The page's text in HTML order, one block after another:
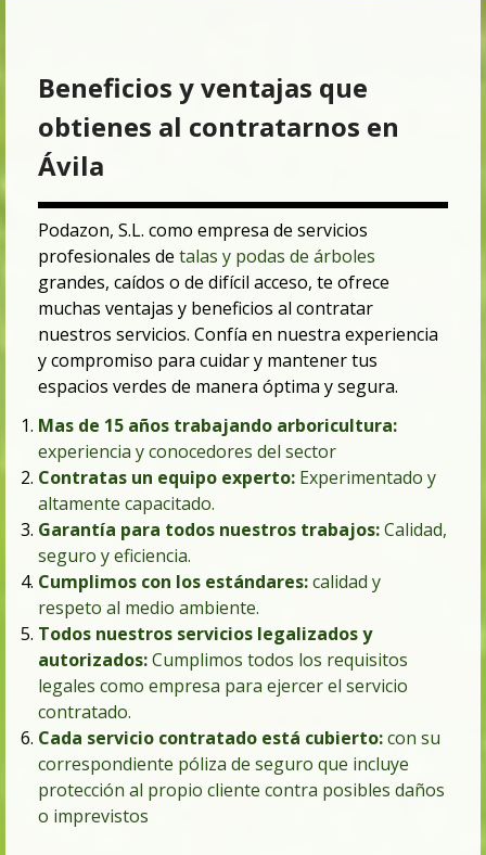
Beneficios y ventajas que
obtienes al contratarnos en
Ávila
Podazon, S.L. como empresa de servicios
profesionales de talas y podas de árboles
grandes, caídos o de difícil acceso, te ofrece
muchas ventajas y beneficios al contratar
nuestros servicios. Confía en nuestra experiencia
y compromiso para cuidar y mantener tus
espacios verdes de manera óptima y segura.
Mas de 15 años trabajando arboricultura:
experiencia y conocedores del sector
Contratas un equipo experto: Experimentado y
altamente capacitado.
Garantía para todos nuestros trabajos:Calidad,
seguro yeficiencia.
Cumplimos con los estándares:calidad y
respeto al medio ambiente.
Todos nuestros servicios legalizados y
autorizados:Cumplimos todos los requisitos
legales como empresa para ejercer el servicio
contratado.
Cada servicio contratado está cubierto:con su
correspondiente póliza de seguro que incluye
protección al propio cliente contra posibles daños
o imprevistos